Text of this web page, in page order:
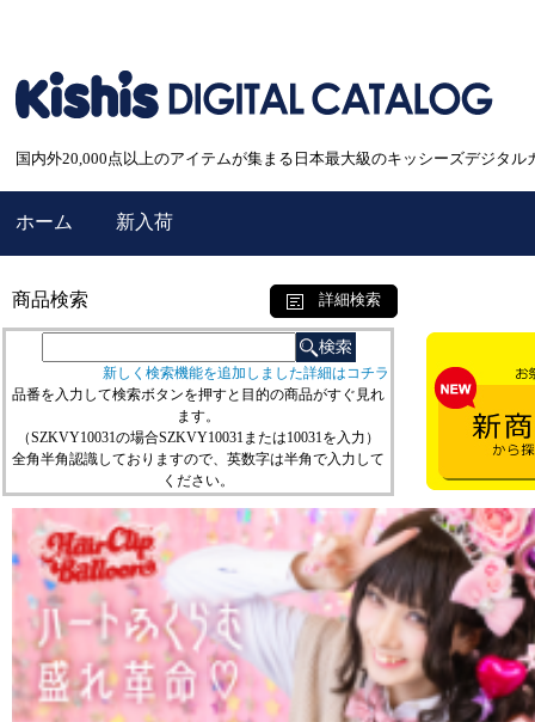
国内外20,000点以上のアイテムが集まる日本最大級のキッシーズデジタル
ホーム 新入荷
商品検索 詳細検索
新しく検索機能を追加しました詳細はコチラ
品番を入力して検索ボタンを押すと目的の商品がすぐ見れ
ます。
（SZKVY10031の場合SZKVY10031または10031を入力）
全角半角認識しておりますので、英数字は半角で入力して
ください。